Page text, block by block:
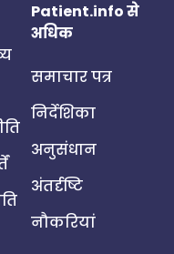
Patient.info से
अधिक
समाचार पत्र
निर्देशिका
अनुसंधान
अंतर्दृष्टि
नौकरियां